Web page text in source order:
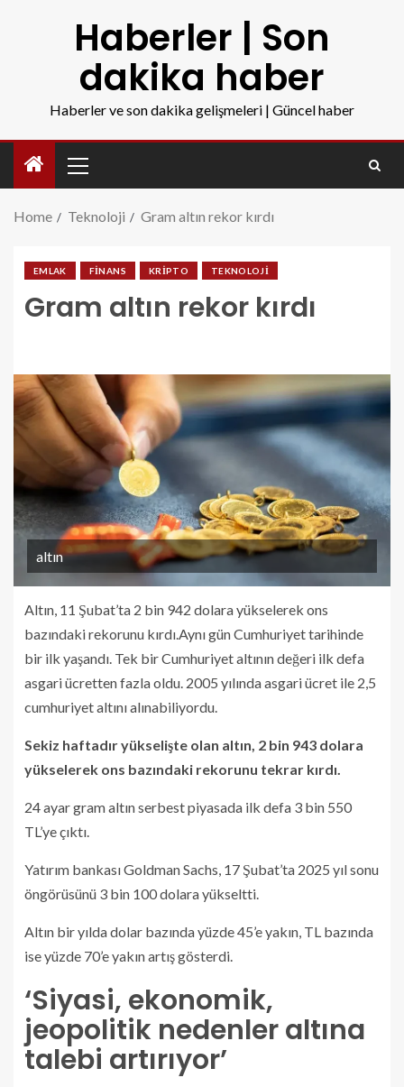
Haberler | Son
dakika haber
Haberler ve son dakika gelişmeleri | Güncel haber
Home Teknoloji Gram altın rekor kırdı
EMLAK FINANS KRIPTO TEKNOLOJI
Gram altın rekor kırdı
altın
Altın, 11 Şubat’ta 2 bin 942 dolara yükselerek ons
bazındaki rekorunu kırdı.Aynı gün Cumhuriyet tarihinde
bir ilk yaşandı. Tek bir Cumhuriyet altının değeri ilk defa
asgari ücretten fazla oldu. 2005 yılında asgari ücret ile 2,5
cumhuriyet altını alınabiliyordu.
Sekiz haftadır yükselişte olan altın, 2 bin 943 dolara
yükselerek ons bazındaki rekorunu tekrar kırdı.
24 ayar gram altın serbest piyasada ilk defa 3 bin 550
TL’ye çıktı.
Yatırım bankası Goldman Sachs, 17 Şubat’ta 2025 yıl sonu
öngörüsünü 3 bin 100 dolara yükseltti.
Altın bir yılda dolar bazında yüzde 45’e yakın, TL bazında
ise yüzde 70’e yakın artış gösterdi.
‘Siyasi, ekonomik,
jeopolitik nedenler altına
talebi artırıyor’